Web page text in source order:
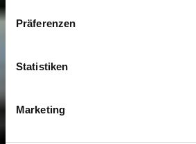
Präferenzen
Statistiken
Marketing